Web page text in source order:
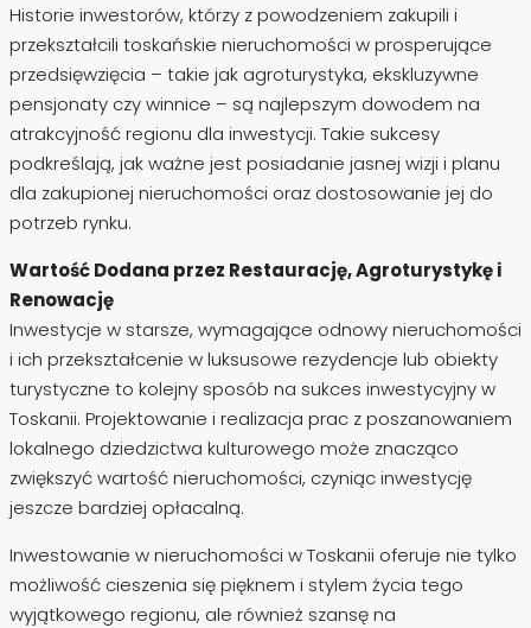
Historie inwestorów, którzy z powodzeniem zakupili i
przekształcili toskańskie nieruchomości w prosperujące
przedsięwzięcia – takie jak agroturystyka, ekskluzywne
pensjonaty czy winnice – są najlepszym dowodem na
atrakcyjność regionu dla inwestycji. Takie sukcesy
podkreślają, jak ważne jest posiadanie jasnej wizji i planu
dla zakupionej nieruchomości oraz dostosowanie jej do
potrzeb rynku.
Wartość Dodana przez Restaurację, Agroturystykę i
Renowację
Inwestycje w starsze, wymagające odnowy nieruchomości
i ich przekształcenie w luksusowe rezydencje lub obiekty
turystyczne to kolejny sposób na sukces inwestycyjny w
Toskanii. Projektowanie i realizacja prac z poszanowaniem
lokalnego dziedzictwa kulturowego może znacząco
zwiększyć wartość nieruchomości, czyniąc inwestycję
jeszcze bardziej opłacalną.
Inwestowanie w nieruchomości w Toskanii oferuje nie tylko
możliwość cieszenia się pięknem i stylem życia tego
wyjątkowego regionu, ale również szansę na